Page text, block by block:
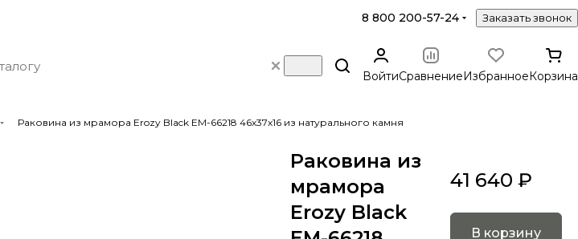
8 800 200-57-24 Заказать звонок
ВойтиСравнениеИзбранноеКорзина
Раковина из мрамора Erozy Black EM-66218 46х37х16 из натурального камня
Раковина из
мрамора
Erozy Black
41 640 ₽
В корзину